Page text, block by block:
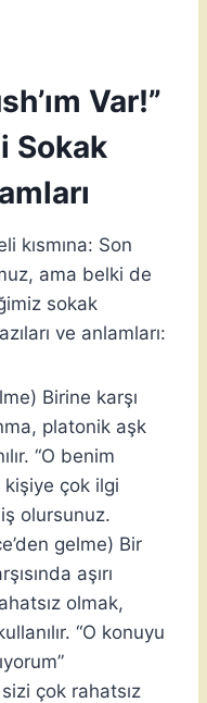
Var!”
Sokak
kısmına: Son
ama belki de
sokak
ve anlamları:
Birine karşı
platonik aşk
“O benim
kişiye çok ilgi
olursunuz.
gelme) Bir
aşırı
olmak,
“O konuyu
çok rahatsız